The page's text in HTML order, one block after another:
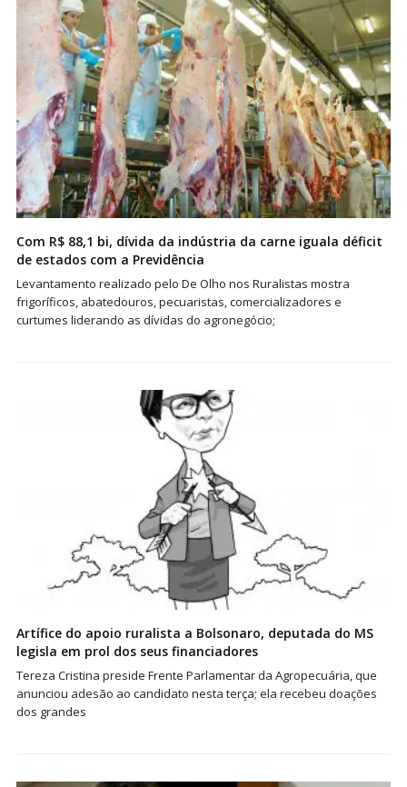
Com R$ 88,1 bi, dívida da indústria da carne iguala déficit
de estados com a Previdência
Levantamento realizado pelo De Olho nos Ruralistas mostra
frigoríficos, abatedouros, pecuaristas, comercializadores e
curtumes liderando as dívidas do agronegócio;
Artífice do apoio ruralista a Bolsonaro, deputada do MS
legisla em prol dos seus financiadores
Tereza Cristina preside Frente Parlamentar da Agropecuária, que
anunciou adesão ao candidato nesta terça; ela recebeu doações
dos grandes